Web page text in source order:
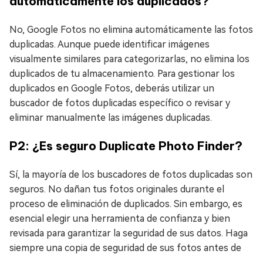
No, Google Fotos no elimina automáticamente las fotos
duplicadas. Aunque puede identificar imágenes
visualmente similares para categorizarlas, no elimina los
duplicados de tu almacenamiento. Para gestionar los
duplicados en Google Fotos, deberás utilizar un
buscador de fotos duplicadas específico o revisar y
eliminar manualmente las imágenes duplicadas.
P2: ¿Es seguro Duplicate Photo Finder?
Sí, la mayoría de los buscadores de fotos duplicadas son
seguros. No dañan tus fotos originales durante el
proceso de eliminación de duplicados. Sin embargo, es
esencial elegir una herramienta de confianza y bien
revisada para garantizar la seguridad de sus datos. Haga
siempre una copia de seguridad de sus fotos antes de